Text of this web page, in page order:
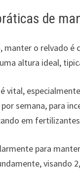
de
manter o relvado é
altura ideal,
vital,
semana, para
em
para
visando